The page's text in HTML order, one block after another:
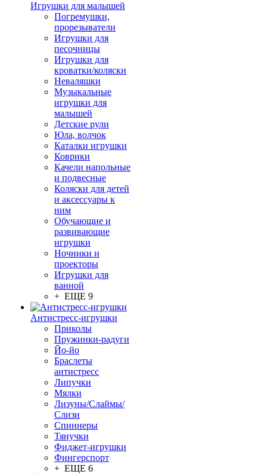
Игрушки для малышей
Погремушки,
прорезыватели
Игрушки для
песочницы
Игрушки для
кроватки/коляски
Неваляшки
Музыкальные
игрушки для
малышей
Детские рули
Юла, волчок
Каталки игрушки
Коврики
Качели напольные
и подвесные
Коляски для детей
и аксессуары к
ним
Обучающие и
развивающие
игрушки
Ночники и
проекторы
Игрушки для
ванной
+ ЕЩЕ 9
Антистресс-игрушки
Приколы
Пружинки-радуги
Йо-йо
Браслеты
антистресс
Липучки
Мялки
Лизуны/Слаймы/
Слизи
Спиннеры
Тянучки
Фиджет-игрушки
Фингерспорт
+ ЕЩЕ 6